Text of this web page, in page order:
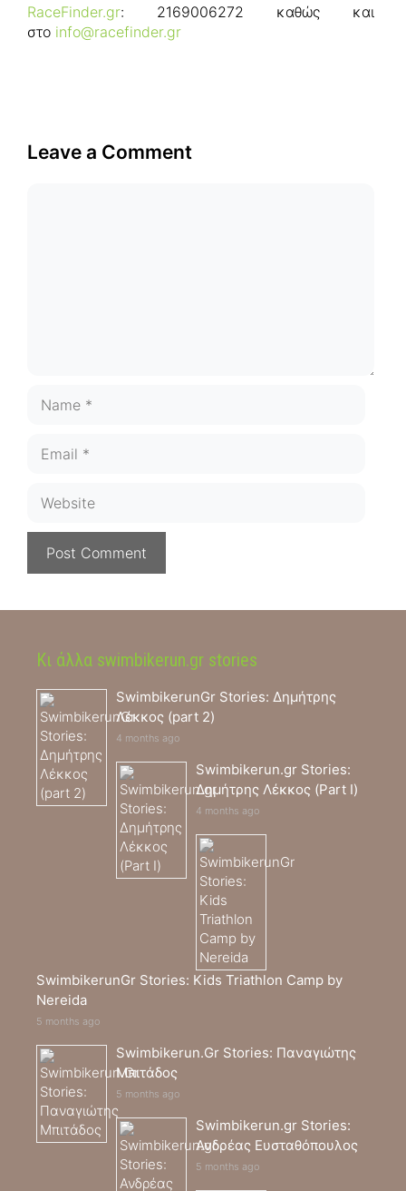
RaceFinder.gr: 2169006272 καθώς και
στο info@racefinder.gr
Leave a Comment
Κι άλλα swimbikerun.gr stories
SwimbikerunGr Stories: Δημήτρης
Λέκκος (part 2)
4 months ago
Swimbikerun.gr Stories:
Δημήτρης Λέκκος (Part I)
4 months ago
SwimbikerunGr Stories: Kids Triathlon Camp by
Nereida
5 months ago
Swimbikerun.Gr Stories: Παναγιώτης
Μπιτάδος
5 months ago
Swimbikerun.gr Stories:
Ανδρέας Ευσταθόπουλος
5 months ago